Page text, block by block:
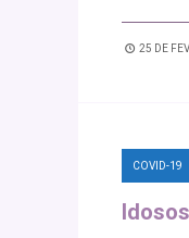
25 DE
COVID-19